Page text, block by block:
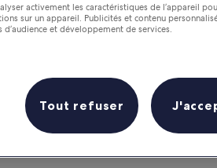
pour
activement les caractéristiques de l’appareil
sur un appareil. Publicités et contenu
et développement de services.
Tout refuser